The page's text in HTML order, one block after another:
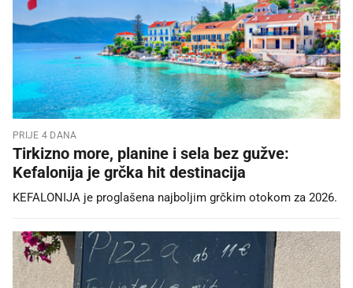
PRIJE 4 DANA
Tirkizno more, planine i sela bez gužve:
Kefalonija je grčka hit destinacija
KEFALONIJA je proglašena najboljim grčkim otokom za 2026.